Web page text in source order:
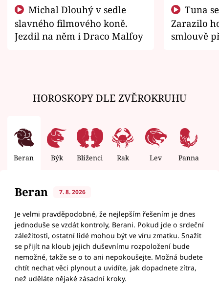
slavného filmového koně.
Jezdil na něm i Draco Malfoy
Zarazilo
smlouvě
HOROSKOPY DLE ZVĚROKRUHU
Beran Býk Blíženci Rak Lev Panna
Beran 7. 8. 2026
Je velmi pravděpodobné, že nejlepším řešením je dnes
jednoduše se vzdát kontroly, Berani. Pokud jde o srdeční
záležitosti, ostatní lidé mohou být ve víru zmatku. Snažit
se přijít na kloub jejich duševnímu rozpoložení bude
nemožné, takže se o to ani nepokoušejte. Možná budete
chtít nechat věci plynout a uvidíte, jak dopadnete zítra,
než uděláte nějaké zásadní kroky.